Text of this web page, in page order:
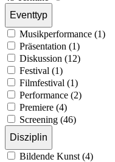
Eventtyp
Musikperformance (1)
Präsentation (1)
Diskussion (12)
Festival (1)
Filmfestival (1)
Performance (2)
Premiere (4)
Screening (46)
Disziplin
Bildende Kunst (4)